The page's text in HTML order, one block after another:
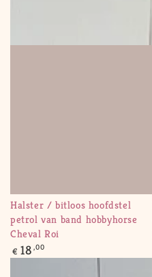
Halster / bitloos hoofdstel
petrol van band hobbyhorse
Cheval Roi
Regular
price
€ 18 ,00